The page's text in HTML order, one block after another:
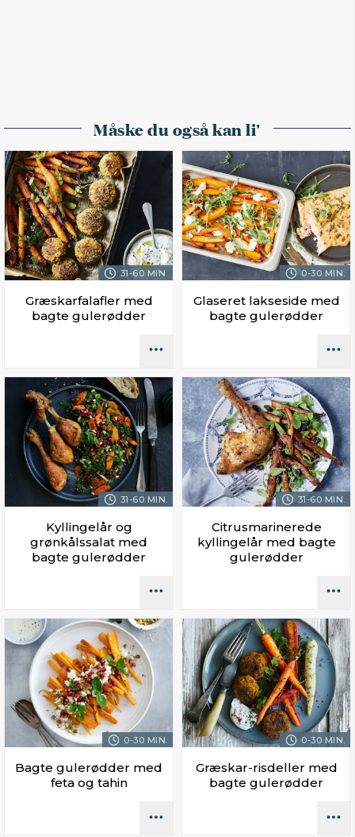
Måske du også kan li'
31-60 MIN.
Græskarfalafler med
bagte gulerødder
0-30 MIN.
Glaseret lakseside med
bagte gulerødder
31-60 MIN.
Kyllingelår og
grønkålssalat med
bagte gulerødder
31-60 MIN.
Citrusmarinerede
kyllingelår med bagte
gulerødder
0-30 MIN.
Bagte gulerødder med
feta og tahin
0-30 MIN.
Græskar-risdeller med
bagte gulerødder